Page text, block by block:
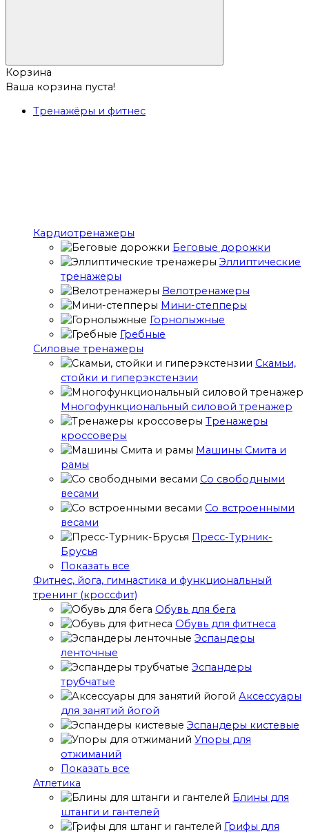
Корзина
Ваша корзина пуста!
Тренажёры и фитнес
Кардиотренажеры
Беговые дорожки
Эллиптические
тренажеры
Велотренажеры
Мини-степперы
Горнолыжные
Гребные
Cиловые тренажеры
Скамьи,
стойки и гиперэкстензии
Многофункциональный силовой тренажер
Тренажеры
кроссоверы
Машины Смита и
рамы
Со свободными
весами
Со встроенными
весами
Пресс-Турник-
Брусья
Показать все
Фитнес, йога, гимнастика и функциональный
тренинг (кроссфит)
Обувь для бега
Обувь для фитнеса
Эспандеры
ленточные
Эспандеры
трубчатые
Аксессуары
для занятий йогой
Эспандеры кистевые
Упоры для
отжиманий
Показать все
Атлетика
Блины для
штанги и гантелей
Грифы для